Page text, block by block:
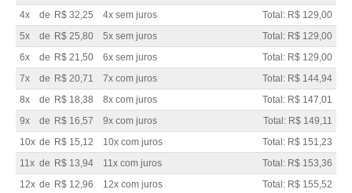
4x
de R$ 32,25 4x sem juros
Total: R$ 129,00
5x
de R$ 25,80 5x sem juros
Total: R$ 129,00
6x
de R$ 21,50 6x sem juros
Total: R$ 129,00
7x
de R$ 20,71 7x com juros
Total: R$ 144,94
8x
de R$ 18,38 8x com juros
Total: R$ 147,01
9x
de R$ 16,57 9x com juros
Total: R$ 149,11
10x de R$ 15,12 10x com juros
Total: R$ 151,23
11x de R$ 13,94 11x com juros
Total: R$ 153,36
12x de R$ 12,96 12x com juros Total: R$ 155,52